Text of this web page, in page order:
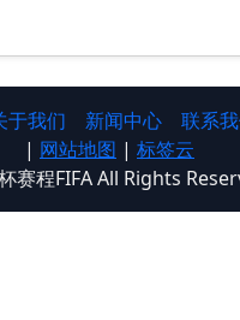
于我们 新闻中心
联系
| 网站地图 | 标签云
程FIFA All Rights